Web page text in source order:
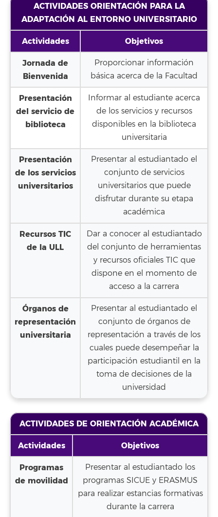
ACTIVIDADES ORIENTACIÓN PARA LA
ADAPTACIÓN AL ENTORNO UNIVERSITARIO
Actividades Objetivos
Jornada de
Bienvenida
Proporcionar información
básica acerca de la Facultad
Presentación
del servicio de
biblioteca
Informar al estudiante acerca
de los servicios y recursos
disponibles en la biblioteca
universitaria
Presentación
de los servicios
universitarios
Presentar al estudiantado el
conjunto de servicios
universitarios que puede
disfrutar durante su etapa
académica
Recursos TIC
de la ULL
Dar a conocer al estudiantado
del conjunto de herramientas
y recursos oficiales TIC que
dispone en el momento de
acceso a la carrera
Órganos de
representación
universitaria
Presentar al estudiantado el
conjunto de órganos de
representación a través de los
cuales puede desempeñar la
participación estudiantil en la
toma de decisiones de la
universidad
ACTIVIDADES DE ORIENTACIÓN ACADÉMICA
Actividades Objetivos
Programas
de movilidad
Presentar al estudiantado los
programas SICUE y ERASMUS
para realizar estancias formativas
durante la carrera